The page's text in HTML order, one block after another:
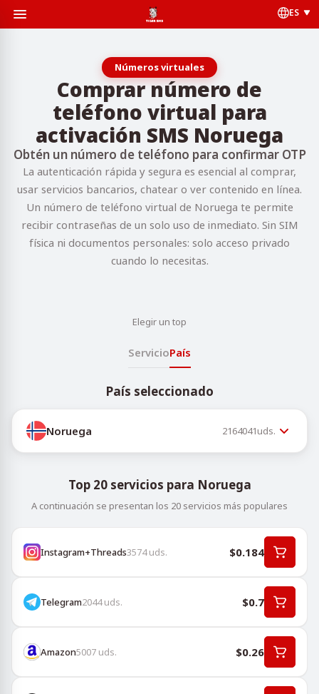
ES
Números virtuales
Comprar número de
teléfono virtual para
activación SMS Noruega
Obtén un número de teléfono para confirmar OTP
La autenticación rápida y segura es esencial al comprar,
usar servicios bancarios, chatear o ver contenido en línea.
Un número de teléfono virtual de Noruega te permite
recibir contraseñas de un solo uso de inmediato. Sin SIM
física ni documentos personales: solo acceso privado
cuando lo necesitas.
Elegir un top
ServicioPaís
País seleccionado
Noruega 2164041uds.
Top 20 servicios para Noruega
A continuación se presentan los 20 servicios más populares
Instagram+Threads3574uds. $0.184
Telegram2044uds. $0.7
Amazon5007 uds. $0.26